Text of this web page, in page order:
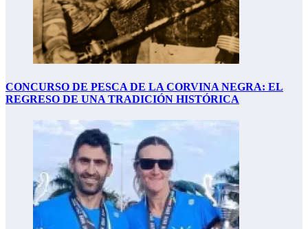
CONCURSO DE PESCA DE LA CORVINA NEGRA: EL
REGRESO DE UNA TRADICIÓN HISTÓRICA